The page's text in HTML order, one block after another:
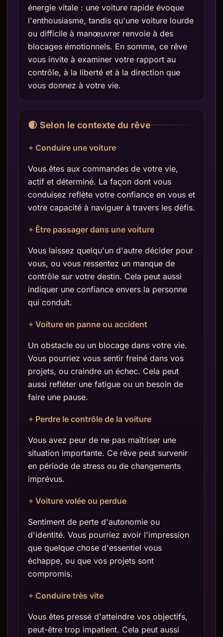
énergie vitale : une voiture rapide évoque
l'enthousiasme, tandis qu'une voiture lourde
ou difficile à manœuvrer renvoie à des
blocages émotionnels. En somme, ce rêve
vous invite à examiner votre rapport au
contrôle, à la liberté et à la direction que
vous donnez à votre vie.
🌒 Selon le contexte du rêve
Conduire une voiture
Vous êtes aux commandes de votre vie,
actif et déterminé. La façon dont vous
conduisez reflète votre confiance en vous et
votre capacité à naviguer à travers les défis.
Être passager dans une voiture
Vous laissez quelqu'un d'autre décider pour
vous, ou vous ressentez un manque de
contrôle sur votre destin. Cela peut aussi
indiquer une confiance envers la personne
qui conduit.
Voiture en panne ou accident
Un obstacle ou un blocage dans votre vie.
Vous pourriez vous sentir freiné dans vos
projets, ou craindre un échec. Cela peut
aussi refléter une fatigue ou un besoin de
faire une pause.
Perdre le contrôle de la voiture
Vous avez peur de ne pas maîtriser une
situation importante. Ce rêve peut survenir
en période de stress ou de changements
imprévus.
Voiture volée ou perdue
Sentiment de perte d'autonomie ou
d'identité. Vous pourriez avoir l'impression
que quelque chose d'essentiel vous
échappe, ou que vos projets sont
compromis.
Conduire très vite
Vous êtes pressé d'atteindre vos objectifs,
peut-être trop impatient. Cela peut aussi